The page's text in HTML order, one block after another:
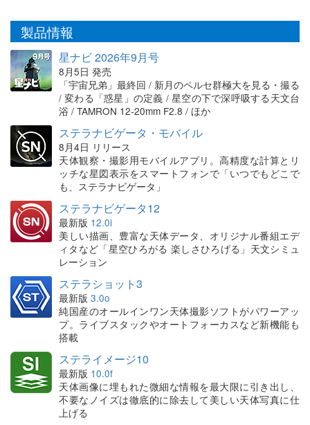
製品情報
星ナビ 2026年9月号
8月5日 発売
「宇宙兄弟」最終回 / 新月のペルセ群極大を見る・撮る
/ 変わる「惑星」の定義 / 星空の下で深呼吸する天文台
浴 / TAMRON 12-20mm F2.8 / ほか
ステラナビゲータ・モバイル
8月4日 リリース
天体観察・撮影用モバイルアプリ。高精度な計算とリ
ッチな星図表示をスマートフォンで「いつでもどこで
も、ステラナビゲータ」
ステラナビゲータ12
最新版 12.0i
美しい描画、豊富な天体データ、オリジナル番組エデ
ィタなど「星空ひろがる 楽しさひろげる」天文シミュ
レーション
ステラショット3
最新版 3.0o
純国産のオールインワン天体撮影ソフトがパワーアッ
プ。ライブスタックやオートフォーカスなど新機能も
搭載
ステライメージ10
最新版 10.0f
天体画像に埋もれた微細な情報を最大限に引き出し、
不要なノイズは徹底的に除去して美しい天体写真に仕
上げる